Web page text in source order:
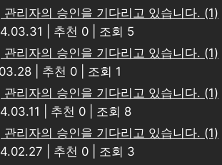
관리자의 승인을 기다리고 있습니다. (1)
추천 0 조회 5
관리자의 승인을 기다리고 있습니다. (1)
추천 0 조회 1
관리자의 승인을 기다리고 있습니다. (1)
추천 0 조회 8
관리자의 승인을 기다리고 있습니다. (1)
추천 0 조회 3